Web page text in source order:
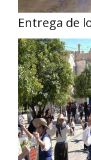
Entrega de